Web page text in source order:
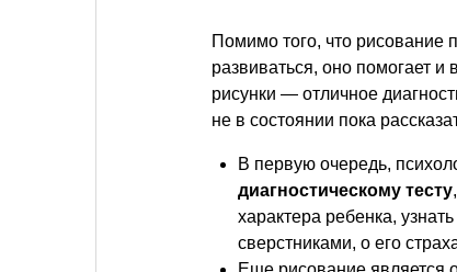
Помимо того, что рисование
развиваться, оно помогает и
рисунки — отличное
не в состоянии пока
В первую очередь,
диагностическому тесту
характера ребенка,
сверстниками, о его